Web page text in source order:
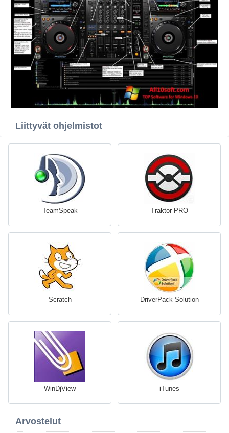
Liittyvät ohjelmistot
TeamSpeak Traktor PRO
Scratch DriverPack Solution
WinDjView iTunes
Arvostelut